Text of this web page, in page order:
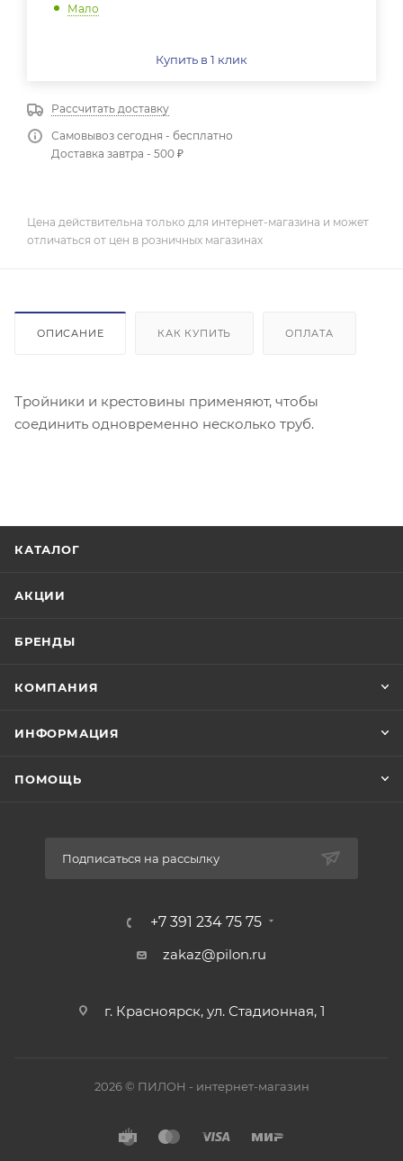
Мало
Купить в 1 клик
Рассчитать доставку
Самовывоз сегодня - бесплатно
Доставка завтра - 500 ₽
Цена действительна только для интернет-магазина и может
отличаться от цен в розничных магазинах
ОПИСАНИЕ КАК КУПИТЬ ОПЛАТА
Тройники и крестовины применяют, чтобы
соединить одновременно несколько труб.
КАТАЛОГ
АКЦИИ
БРЕНДЫ
КОМПАНИЯ
ИНФОРМАЦИЯ
ПОМОЩЬ
Подписаться на рассылку
+7 391 234 75 75
zakaz@pilon.ru
г. Красноярск, ул. Стадионная, 1
2026 © ПИЛОН - интернет-магазин